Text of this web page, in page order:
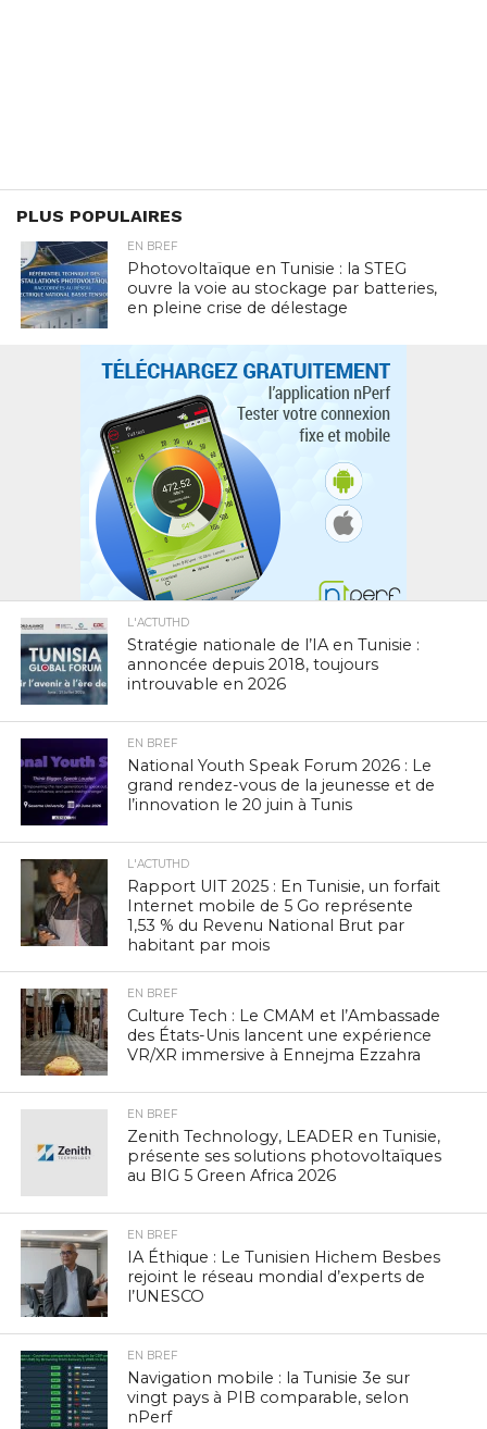
PLUS POPULAIRES
EN BREF
Photovoltaïque en Tunisie : la STEG
ouvre la voie au stockage par batteries,
en pleine crise de délestage
L'ACTUTHD
Stratégie nationale de l’IA en Tunisie :
annoncée depuis 2018, toujours
introuvable en 2026
EN BREF
National Youth Speak Forum 2026 : Le
grand rendez-vous de la jeunesse et de
l’innovation le 20 juin à Tunis
L'ACTUTHD
Rapport UIT 2025 : En Tunisie, un forfait
Internet mobile de 5 Go représente
1,53 % du Revenu National Brut par
habitant par mois
EN BREF
Culture Tech : Le CMAM et l’Ambassade
des États-Unis lancent une expérience
VR/XR immersive à Ennejma Ezzahra
EN BREF
Zenith Technology, LEADER en Tunisie,
présente ses solutions photovoltaïques
au BIG 5 Green Africa 2026
EN BREF
IA Éthique : Le Tunisien Hichem Besbes
rejoint le réseau mondial d’experts de
l’UNESCO
EN BREF
Navigation mobile : la Tunisie 3e sur
vingt pays à PIB comparable, selon
nPerf